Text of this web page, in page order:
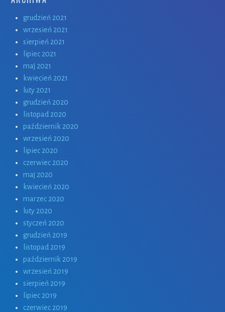
grudzień 2021
wrzesień 2021
sierpień 2021
lipiec 2021
maj 2021
kwiecień 2021
luty 2021
grudzień 2020
listopad 2020
październik 2020
wrzesień 2020
lipiec 2020
czerwiec 2020
maj 2020
kwiecień 2020
marzec 2020
luty 2020
styczeń 2020
grudzień 2019
listopad 2019
październik 2019
wrzesień 2019
sierpień 2019
lipiec 2019
czerwiec 2019